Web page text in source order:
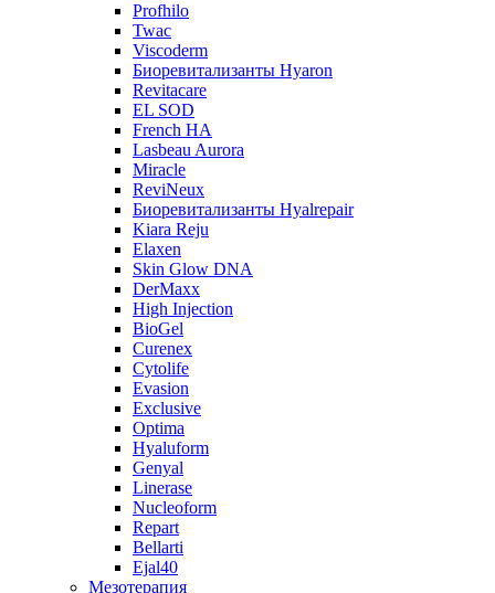
Profhilo
Twac
Viscoderm
Биоревитализанты Hyaron
Revitacare
EL SOD
French HA
Lasbeau Aurora
Miracle
ReviNeux
Биоревитализанты Hyalrepair
Kiara Reju
Elaxen
Skin Glow DNA
DerMaxx
High Injection
BioGel
Curenex
Cytolife
Evasion
Exclusive
Optima
Hyaluform
Genyal
Linerase
Nucleoform
Repart
Bellarti
Ejal40
Мезотерапия